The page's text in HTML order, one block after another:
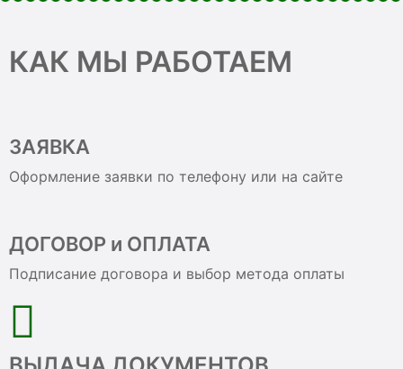
КАК МЫ РАБОТАЕМ
ЗАЯВКА
Оформление заявки по телефону или на сайте
ДОГОВОР и ОПЛАТА
Подписание договора и выбор метода оплаты